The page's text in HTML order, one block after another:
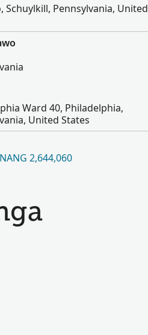
Schuylkill, Pennsylvania, United
Ward 40, Philadelphia,
United States
2,644,060